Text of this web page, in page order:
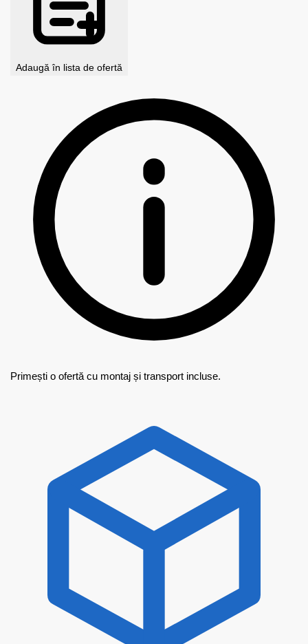
Adaugă în lista de ofertă
Primești o ofertă cu montaj și transport incluse.